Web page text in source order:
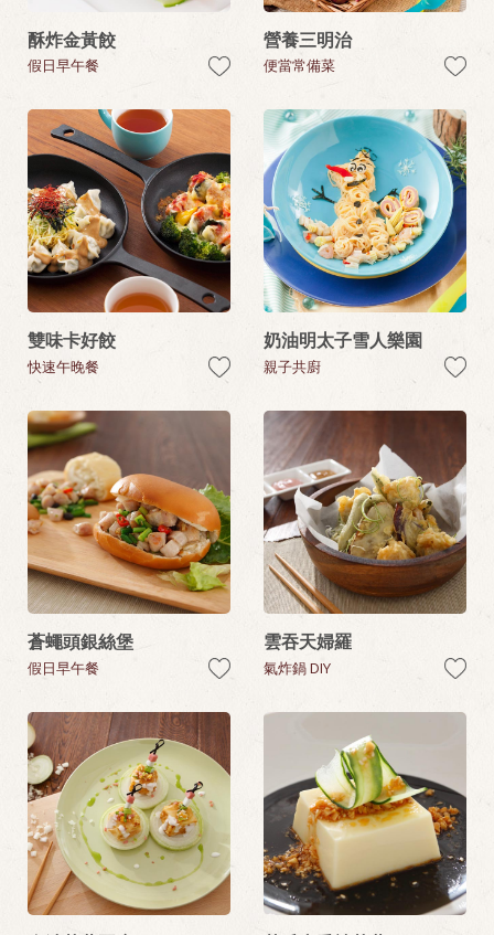
酥炸金黃餃
假日早午餐
營養三明治
便當常備菜
雙味卡好餃
快速午晚餐
奶油明太子雪人樂園
親子共廚
蒼蠅頭銀絲堡
假日早午餐
雲吞天婦羅
氣炸鍋 DIY